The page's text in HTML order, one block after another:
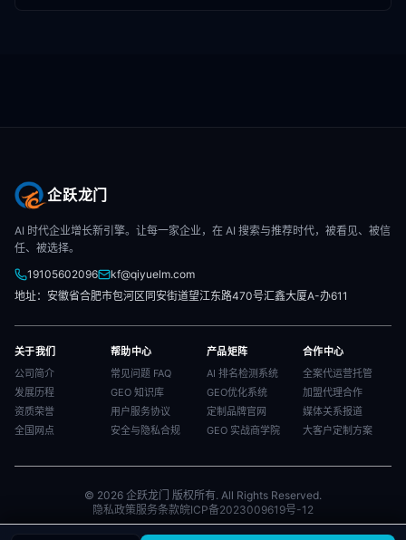
企跃龙门
AI 时代企业增长新引擎。让每一家企业，在 AI 搜索与推荐时代，被看见、被信
任、被选择。
19105602096
kf@qiyuelm.com
地址：安徽省合肥市包河区同安街道望江东路470号汇鑫大厦A-办611
关于我们
公司简介
发展历程
资质荣誉
全国网点
帮助中心
常见问题 FAQ
GEO 知识库
用户服务协议
安全与隐私合规
产品矩阵
AI 排名检测系统
GEO优化系统
定制品牌官网
GEO 实战商学院
合作中心
全案代运营托管
加盟代理合作
媒体关系报道
大客户定制方案
© 2026 企跃龙门 版权所有. All Rights Reserved.
隐私政策服务条款皖ICP备2023009619号-12